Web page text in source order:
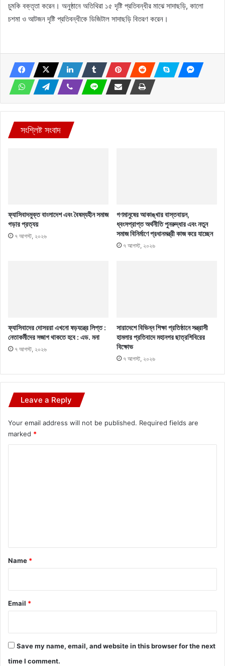
চুমকি বক্তৃতা করেন। অনুষ্ঠানে অতিথিরা ১৫ দৃষ্টি প্রতিবন্ধীর মাঝে সাদাছড়ি, কালো
চশমা ও আটজন দৃষ্টি প্রতিবন্ধীকে ডিজিটাল সাদাছড়ি বিতরণ করেন।
সংশ্লিষ্ট সংবাদ
ফ্যাসিবাদমুক্ত বাংলাদেশ এবং বৈষম্যহীন সমাজ
গড়ার প্রত্যয়
৭ আগস্ট, ২০২৬
গণমানুষের আকাঙ্খার বাস্তবায়ন,
ধ্বংসপ্রাপ্ত অর্থনীতি পুনরুদ্ধার এবং নতুন
সমাজ বিনির্মাণে প্রধানমন্ত্রী কাজ করে যাচ্ছেন
৭ আগস্ট, ২০২৬
ফ্যাসিবাদের দোসররা এখনো ষড়যন্ত্রে লিপ্ত :
নেতাকর্মীদের সজাগ থাকতে হবে : এড. মনা
৭ আগস্ট, ২০২৬
সারাদেশে বিভিন্ন শিক্ষা প্রতিষ্ঠানে সন্ত্রাসী
হামলার প্রতিবাদে মহানগর ছাত্রশিবিরের
বিক্ষোভ
৭ আগস্ট, ২০২৬
Leave a Reply
Your email address will not be published. Required fields are
marked *
*
Name *
Email *
Save my name, email, and website in this browser for the next
time I comment.